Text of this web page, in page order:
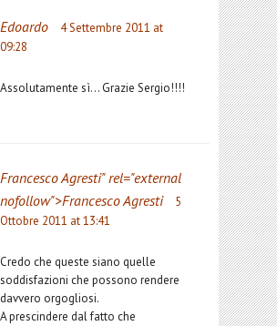
Edoardo
4 Settembre 2011 at
09:28
Assolutamente sì… Grazie Sergio!!!!
Francesco Agresti" rel="external
nofollow">Francesco Agresti
5
Ottobre 2011 at 13:41
Credo che queste siano quelle
soddisfazioni che possono rendere
davvero orgogliosi.
A prescindere dal fatto che